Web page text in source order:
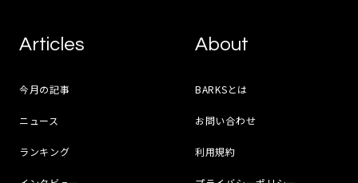
Articles
今月の記事
ニュース
ランキング
About
BARKSとは
お問い合わせ
利用規約